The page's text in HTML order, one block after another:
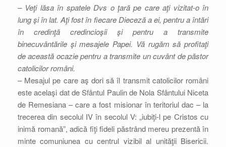
– Veţi lăsa în spatele Dvs o ţară pe care aţi vizitat-o în
lung şi în lat. Aţi fost în fiecare Dieceză a ei, pentru a întări
în credinţă credincioşii şi pentru a transmite
binecuvântările şi mesajele Papei. Vă rugăm să profitaţi
de această ocazie pentru a transmite un cuvânt de păstor
catolicilor români.
– Mesajul pe care aş dori să îl transmit catolicilor români
este acelaşi dat de Sfântul Paulin de Nola Sfântului Niceta
de Remesiana – care a fost misionar în teritoriul dac – la
trecerea din secolul IV în secolul V: „iubiţi-l pe Cristos cu
inimă romană”, adică fiţi fideli păstrând mereu prezentă în
minte comuniunea cu centrul vizibil al unităţii Bisericii.